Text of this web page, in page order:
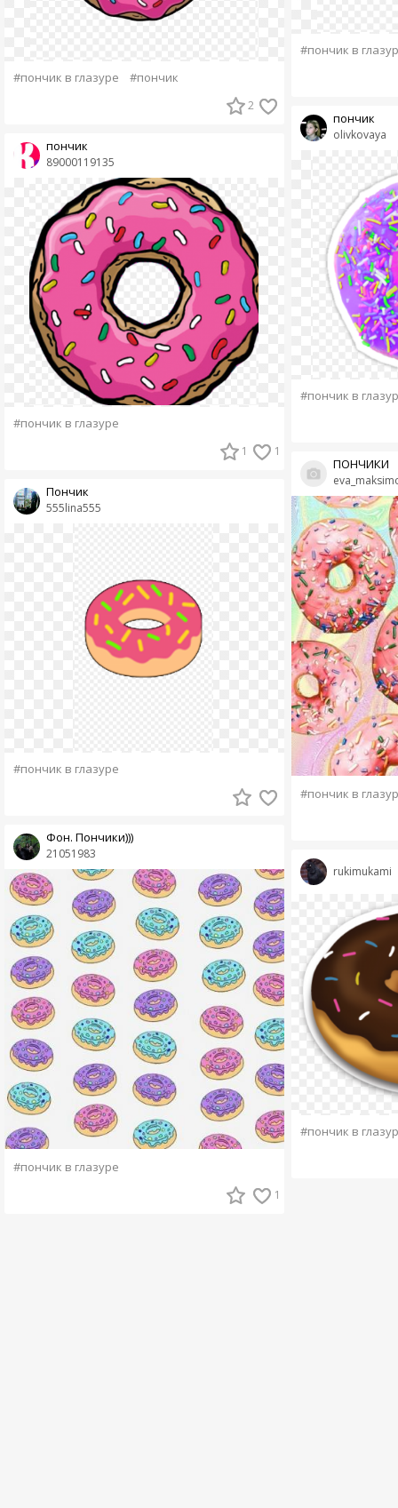
#пончик в глазуре #пончик
2
89000119135
пончик
#пончик в глазуре
1 1
555lina555
Пончик
#пончик в глазуре
21051983
Фон. Пончики)))
#пончик в глазуре
1
#пончик в
olivkovaya
пончик
#пончик в
ПОНЧИКИ
#пончик в
rukimukami
#пончик в